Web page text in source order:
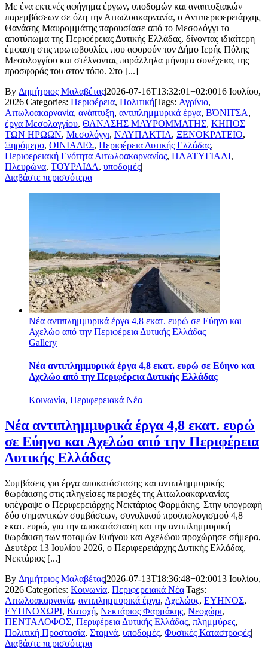
Με ένα εκτενές αφήγημα έργων, υποδομών και αναπτυξιακών
παρεμβάσεων σε όλη την Αιτωλοακαρνανία, ο Αντιπεριφερειάρχης
Θανάσης Μαυρομμάτης παρουσίασε από το Μεσολόγγι το
αποτύπωμα της Περιφέρειας Δυτικής Ελλάδας, δίνοντας ιδιαίτερη
έμφαση στις πρωτοβουλίες που αφορούν τον Δήμο Ιερής Πόλης
Μεσολογγίου και στέλνοντας παράλληλα μήνυμα συνέχειας της
προσφοράς του στον τόπο. Στο [...]
By Δημήτριος Μαλαβέτας|2026-07-16T13:32:01+02:0016 Ιουλίου,
2026|Categories: Περιφέρεια, Πολιτική|Tags: Αγρίνιο,
Αιτωλοακαρνανία, ανάπτυξη, αντιπλημμυρικά έργα, ΒΌΝΙΤΣΑ,
έργα Μεσολογγίου, ΘΑΝΑΣΗΣ ΜΑΥΡΟΜΜΑΤΗΣ, ΚΗΠΟΣ
ΤΩΝ ΗΡΩΩΝ, Μεσολόγγι, ΝΑΥΠΑΚΤΙΑ, ΞΕΝΟΚΡΑΤΕΙΟ,
Ξηρόμερο, ΟΙΝΙΑΔΕΣ, Περιφέρεια Δυτικής Ελλάδας,
Περιφερειακή Ενότητα Αιτωλοακαρνανίας, ΠΛΑΤΥΓΙΑΛΙ,
Πλευρώνα, ΤΟΥΡΛΙΔΑ, υποδομές|
Διαβάστε περισσότερα
Νέα αντιπλημμυρικά έργα 4,8 εκατ. ευρώ σε Εύηνο και
Αχελώο από την Περιφέρεια Δυτικής Ελλάδας
Gallery
Νέα αντιπλημμυρικά έργα 4,8 εκατ. ευρώ σε Εύηνο και
Αχελώο από την Περιφέρεια Δυτικής Ελλάδας
Κοινωνία, Περιφερειακά Νέα
Νέα αντιπλημμυρικά έργα 4,8 εκατ. ευρώ
σε Εύηνο και Αχελώο από την Περιφέρεια
Δυτικής Ελλάδας
Συμβάσεις για έργα αποκατάστασης και αντιπλημμυρικής
θωράκισης στις πληγείσες περιοχές της Αιτωλοακαρνανίας
υπέγραψε ο Περιφερειάρχης Νεκτάριος Φαρμάκης. Στην υπογραφή
δύο σημαντικών συμβάσεων, συνολικού προϋπολογισμού 4,8
εκατ. ευρώ, για την αποκατάσταση και την αντιπλημμυρική
θωράκιση των ποταμών Ευήνου και Αχελώου προχώρησε σήμερα,
Δευτέρα 13 Ιουλίου 2026, ο Περιφερειάρχης Δυτικής Ελλάδας,
Νεκτάριος [...]
By Δημήτριος Μαλαβέτας|2026-07-13T18:36:48+02:0013 Ιουλίου,
2026|Categories: Κοινωνία, Περιφερειακά Νέα|Tags:
Αιτωλοακαρνανία, αντιπλημμυρικά έργα, Αχελώος, ΕΥΗΝΟΣ,
ΕΥΗΝΟΧΩΡΙ, Κατοχή, Νεκτάριος Φαρμάκης, Νεοχώρι,
ΠΕΝΤΑΛΟΦΟΣ, Περιφέρεια Δυτικής Ελλάδας, πλημμύρες,
Πολιτική Προστασία, Σταμνά, υποδομές, Φυσικές Καταστροφές|
Διαβάστε περισσότερα